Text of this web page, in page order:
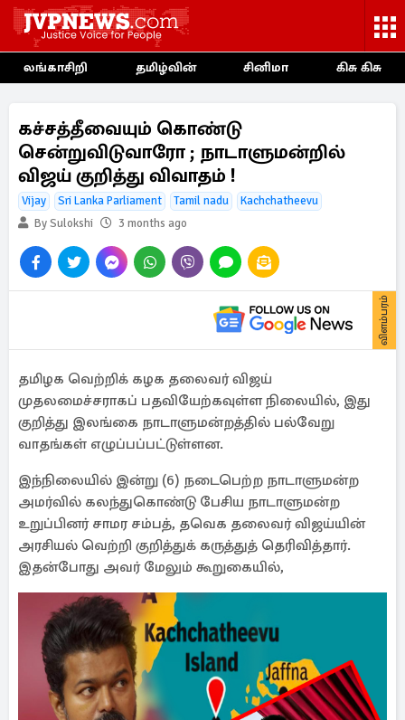
லங்காசிறி தமிழ்வின் சினிமா கிசு கிசு
கச்சத்தீவையும் கொண்டு
சென்றுவிடுவாரோ ; நாடாளுமன்றில்
விஜய் குறித்து விவாதம் !
Vijay Sri Lanka Parliament Tamil nadu
Kachchatheevu
By Sulokshi
3 months ago
விளம்பரம்
தமிழக வெற்றிக் கழக தலைவர் விஜய்
முதலமைச்சராகப் பதவியேற்கவுள்ள நிலையில், இது
குறித்து இலங்கை நாடாளுமன்றத்தில் பல்வேறு
வாதங்கள் எழுப்பப்பட்டுள்ளன.
இந்நிலையில் இன்று (6) நடைபெற்ற நாடாளுமன்ற
அமர்வில் கலந்துகொண்டு பேசிய நாடாளுமன்ற
உறுப்பினர் சாமர சம்பத், தவெக தலைவர் விஜய்யின்
அரசியல் வெற்றி குறித்துக் கருத்துத் தெரிவித்தார்.
இதன்போது அவர் மேலும் கூறுகையில்,